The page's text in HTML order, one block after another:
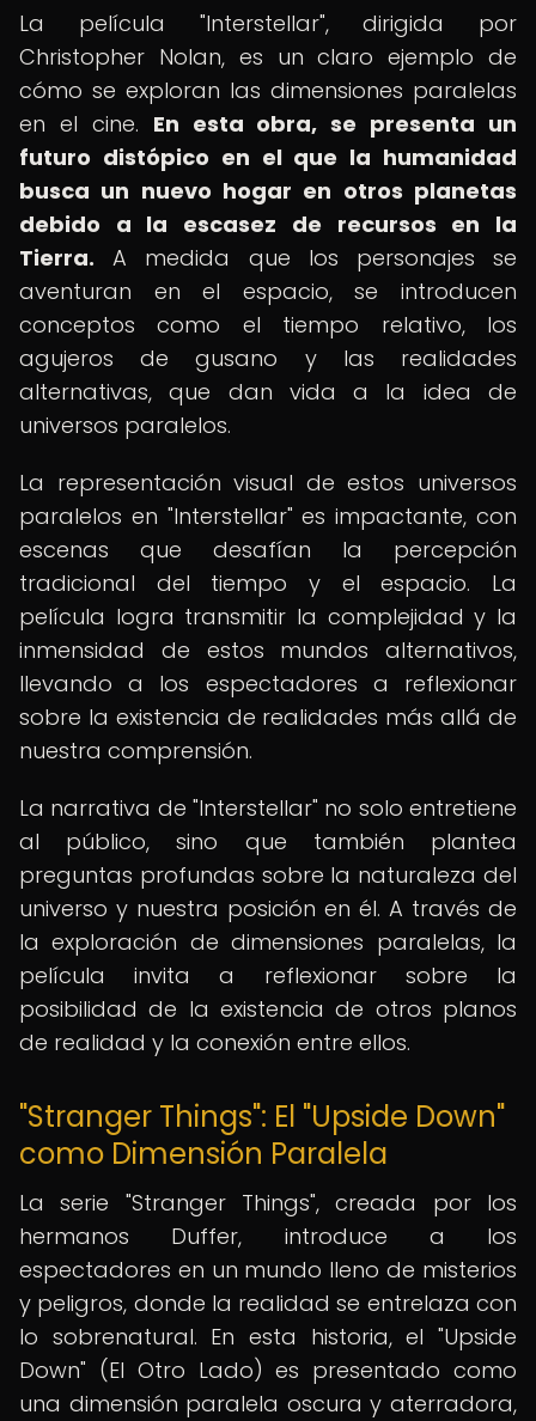
La película "Interstellar", dirigida por
Christopher Nolan, es un claro ejemplo de
cómo se exploran las dimensiones paralelas
en el cine. En esta obra, se presenta un
futuro distópico en el que la humanidad
busca un nuevo hogar en otros planetas
debido a la escasez de recursos en la
Tierra. A medida que los personajes se
aventuran en el espacio, se introducen
conceptos como el tiempo relativo, los
agujeros de gusano y las realidades
alternativas, que dan vida a la idea de
universos paralelos.
La representación visual de estos universos
paralelos en "Interstellar" es impactante, con
escenas que desafían la percepción
tradicional del tiempo y el espacio. La
película logra transmitir la complejidad y la
inmensidad de estos mundos alternativos,
llevando a los espectadores a reflexionar
sobre la existencia de realidades más allá de
nuestra comprensión.
La narrativa de "Interstellar" no solo entretiene
al público, sino que también plantea
preguntas profundas sobre la naturaleza del
universo y nuestra posición en él. A través de
la exploración de dimensiones paralelas, la
película invita a reflexionar sobre la
posibilidad de la existencia de otros planos
de realidad y la conexión entre ellos.
"Stranger Things": El "Upside Down"
como Dimensión Paralela
La serie "Stranger Things", creada por los
hermanos Duffer, introduce a los
espectadores en un mundo lleno de misterios
y peligros, donde la realidad se entrelaza con
lo sobrenatural. En esta historia, el "Upside
Down" (El Otro Lado) es presentado como
una dimensión paralela oscura y aterradora,